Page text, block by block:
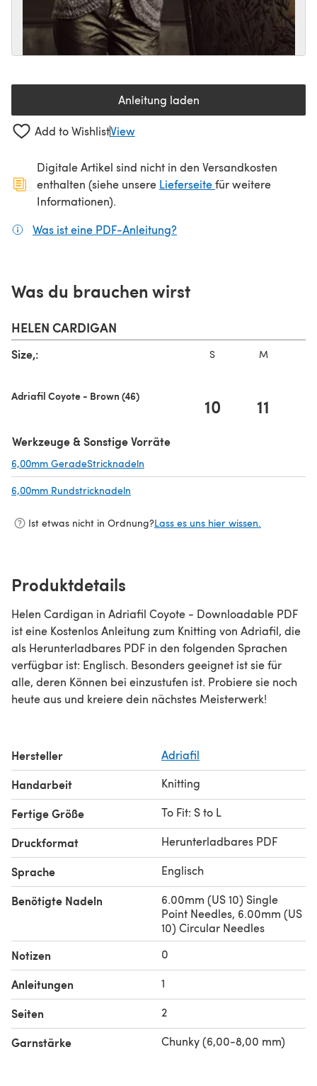
Anleitung laden(öffnet sich in einem neuen
Add to WishlistView
Digitale Artikel sind nicht in den Versandkosten
enthalten (siehe unsere Lieferseite(öffnet sich in
für weitere
Informationen).
Was ist eine PDF-Anleitung?
Was du brauchen wirst
HELEN CARDIGAN
Size,: S M
Adriafil Coyote - Brown (46) 10 11
Werkzeuge & Sonstige Vorräte
6,00mm GeradeStricknadeln
6,00mm Rundstricknadeln
Ist etwas nicht in Ordnung?Lass es uns hier wissen.
Produktdetails
Helen Cardigan in Adriafil Coyote - Downloadable PDF
ist eine Kostenlos Anleitung zum Knitting von Adriafil, die
als Herunterladbares PDF in den folgenden Sprachen
verfügbar ist: Englisch. Besonders geeignet ist sie für
alle, deren Können bei einzustufen ist. Probiere sie noch
heute aus und kreiere dein nächstes Meisterwerk!
Hersteller Adriafil
Handarbeit Knitting
Fertige Größe To Fit: S to L
Druckformat Herunterladbares PDF
Sprache Englisch
Benötigte Nadeln
6.00mm (US 10) Single
Point Needles, 6.00mm (US
10) Circular Needles
Notizen 0
Anleitungen 1
Seiten 2
Garnstärke Chunky (6,00-8,00 mm)